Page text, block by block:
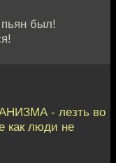
был!
- лезть во
как люди не